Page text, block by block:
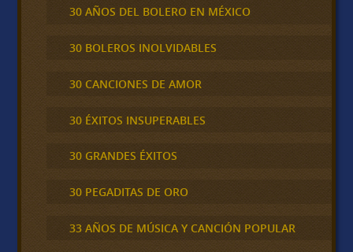
30 AÑOS DEL BOLERO EN MÉXICO
30 BOLEROS INOLVIDABLES
30 CANCIONES DE AMOR
30 ÉXITOS INSUPERABLES
30 GRANDES ÉXITOS
30 PEGADITAS DE ORO
33 AÑOS DE MÚSICA Y CANCIÓN POPULAR